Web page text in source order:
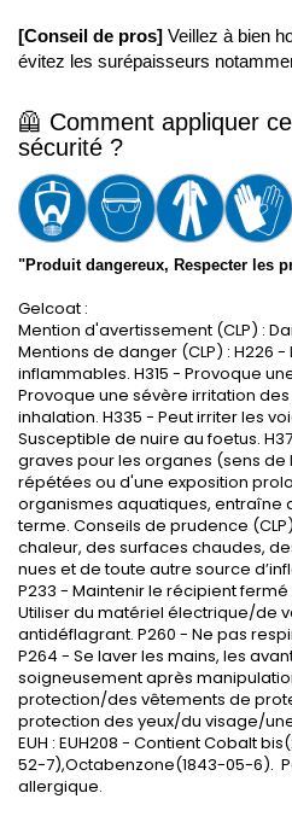
[Conseil de pros] Veillez à bien
évitez les surépaisseurs
🦺 Comment appliquer
sécurité ?
"Produit dangereux, Respecter les
Gelcoat :
Mention d'avertissement (CLP) :
Mentions de danger (CLP) : H226
inflammables. H315 - Provoque
Provoque une sévère irritation
inhalation. H335 - Peut irriter les
Susceptible de nuire au foetus.
graves pour les organes (sens
répétées ou d'une exposition
organismes aquatiques, entraîne
terme. Conseils de prudence
chaleur, des surfaces chaudes,
nues et de toute autre source
P233 - Maintenir le récipient
Utiliser du matériel électrique/de
antidéflagrant. P260 - Ne pas
P264 - Se laver les mains, les
soigneusement après
protection/des vêtements de
protection des yeux/du visage/
EUH : EUH208 - Contient Cobalt
52-7),Octabenzone(1843-05-6).
allergique.